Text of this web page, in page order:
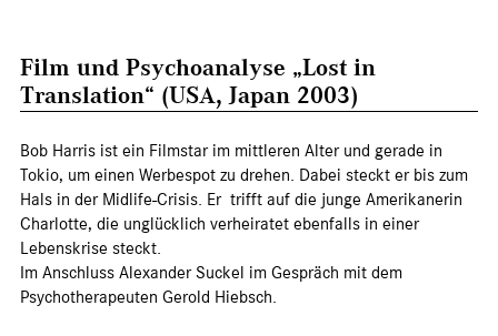
Film und Psychoanalyse „Lost in
Translation“ (USA, Japan 2003)
Bob Harris ist ein Filmstar im mittleren Alter und gerade in
Tokio, um einen Werbespot zu drehen. Dabei steckt er bis zum
Hals in der Midlife-Crisis. Er trifft auf die junge Amerikanerin
Charlotte, die unglücklich verheiratet ebenfalls in einer
Lebenskrise steckt.
Im Anschluss Alexander Suckel im Gespräch mit dem
Psychotherapeuten Gerold Hiebsch.